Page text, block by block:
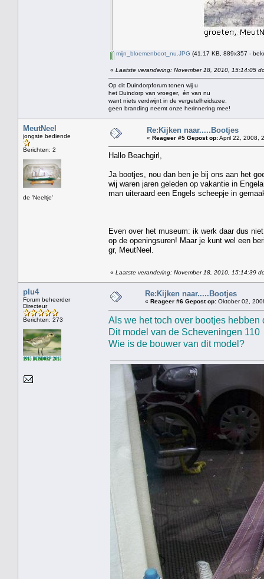
mijn_bloemenboot_nu.JPG (41.17 KB, 889x357 -
« Laatste verandering: November 18, 2010, 15:14:05
Op dit Duindorpforum tonen wij u
het Duindorp van vroeger, én van nu
want niets verdwijnt in de vergetelheidszee,
geen branding neemt onze herinnering mee!
MeutNeel
jongste bediende
Berichten: 2
de 'Neeltje'
Re:Kijken naar.....Bootjes
« Reageer #5 Gepost op:April 22, 2008,
Hallo Beachgirl,
Ja bootjes, nou dan ben je bij ons aan het
wij waren jaren geleden op vakantie in
man uiteraard een Engels scheepje in
Even over het museum: ik werk daar dus
op de openingsuren! Maar je kunt wel een
gr, MeutNeel.
« Laatste verandering: November 18, 2010, 15:14:39
plu4
Forum beheerder
Directeur
Berichten: 273
Re:Kijken naar.....Bootjes
« Reageer #6 Gepost op: Oktober 02,
Als we het toch over bootjes
Dit model van de Scheveningen
Wie is de bouwer van dit model?